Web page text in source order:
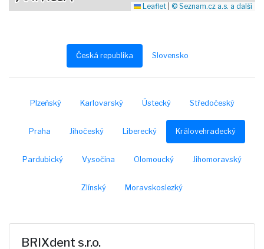
Leaflet © Seznam.cz a.s. a další
Česká republika Slovensko
Plzeňský Karlovarský Ústecký Středočeský
Praha Jihočeský Liberecký Královehradecký
Pardubický Vysočina Olomoucký Jihomoravský
Zlínský Moravskoslezký
BRIXdent s.r.o.